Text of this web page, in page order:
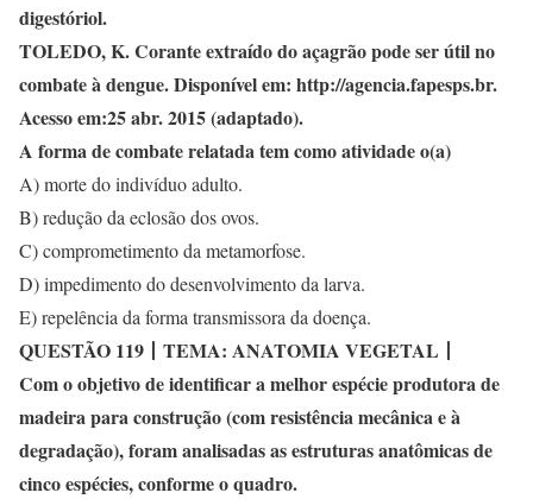
digestóriol.
TOLEDO, K. Corante extraído do açagrão pode ser útil no
combate à dengue. Disponível em: http://agencia.fapesps.br.
Acesso em:25 abr. 2015 (adaptado).
A forma de combate relatada tem como atividade o(a)
A) morte do indivíduo adulto.
B) redução da eclosão dos ovos.
C) comprometimento da metamorfose.
D) impedimento do desenvolvimento da larva.
E) repelência da forma transmissora da doença.
QUESTÃO 119 丨 TEMA: ANATOMIA VEGETAL 丨
Com o objetivo de identificar a melhor espécie produtora de
madeira para construção (com resistência mecânica e à
degradação), foram analisadas as estruturas anatômicas de
cinco espécies, conforme o quadro.